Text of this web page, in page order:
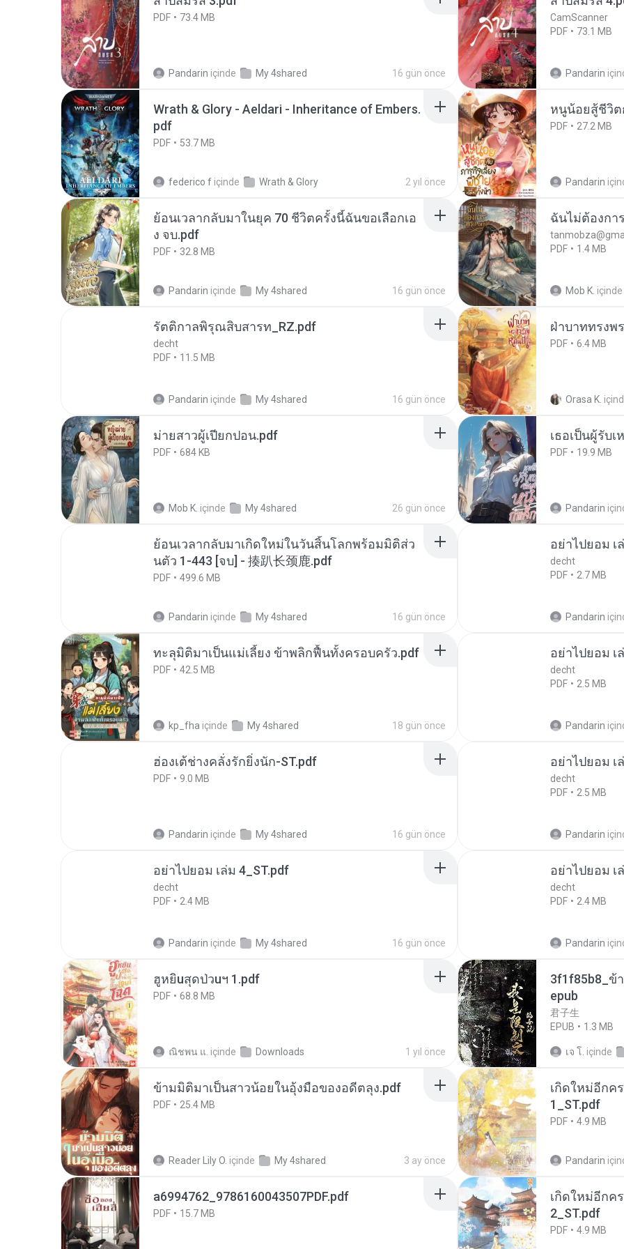
PDF 73.4 MB
Pandarin içinde My 4shared 16 gün önce
CamScanner
PDF
73.1 MB
Pandarin
Wrath & Glory - Aeldari - Inheritance of Embers.
pdf
PDF 53.7 MB
federico f içinde Wrath & Glory 2 yıl önce
หนูน้อยสู้ชีวิต
PDF 27.2 MB
Pandarin
ย้อนเวลากลับมาในยุค 70 ชีวิตครั้งนี้ฉันขอเลือกเอ
ง จบ.pdf
PDF 32.8 MB
Pandarin içinde My 4shared 16 gün önce
ฉันไม่ต้องกา
PDF
1.4 MB
Mob K. içinde
รัตติกาลพิรุณสิบสารท_RZ.pdf
decht
PDF
11.5 MB
Pandarin içinde My 4shared 16 gün önce
ฝ่าบาททรงพ
PDF 6.4 MB
Orasa K.
ม่ายสาวผู้เปียกปอน.pdf
PDF 684 KB
Mob K. içinde My 4shared 26 gün önce
เธอเป็นผู้รับ
PDF 19.9 MB
Pandarin
ย้อนเวลากลับมาเกิดใหม่ในวันสิ้นโลกพร้อมมิติส่ว
นตัว 1-443 [จบ] - 揍趴长颈鹿.pdf
PDF 499.6 MB
Pandarin içinde My 4shared 16 gün önce
อย่าไปยอม เ
decht
PDF
2.7 MB
Pandarin
ทะลุมิติมาเป็นแม่เลี้ยง ข้าพลิกฟื้นทั้งครอบครัว.pdf
PDF 42.5 MB
kp_fha içinde My 4shared 18 gün önce
อย่าไปยอม เ
decht
PDF
2.5 MB
Pandarin
ฮ่องเต้ช่างคลั่งรักยิ่งนัก-ST.pdf
PDF 9.0 MB
Pandarin içinde My 4shared 16 gün önce
อย่าไปยอม เ
decht
PDF
2.5 MB
Pandarin
อย่าไปยอม เล่ม 4_ST.pdf
decht
PDF
2.4 MB
Pandarin içinde My 4shared 16 gün önce
อย่าไปยอม เ
decht
PDF
2.4 MB
Pandarin
ฮูหยิuสุดป่วuฯ 1.pdf
PDF 68.8 MB
ณิชพน แ. içinde Downloads 1 yıl önce
3f1f85b8_ข้
epub
君子生
EPUB
1.3 MB
เจ โ. içinde
ข้ามมิติมาเป็นสาวน้อยในอุ้งมือของอดีตลุง.pdf
PDF 25.4 MB
Reader Lily O. içinde My 4shared 3 ay önce
เกิดใหม่อีกค
1_ST.pdf
PDF 4.9 MB
Pandarin
a6994762_9786160043507PDF.pdf
PDF 15.7 MB
เกิดใหม่อีกค
2_ST.pdf
PDF 4.9 MB